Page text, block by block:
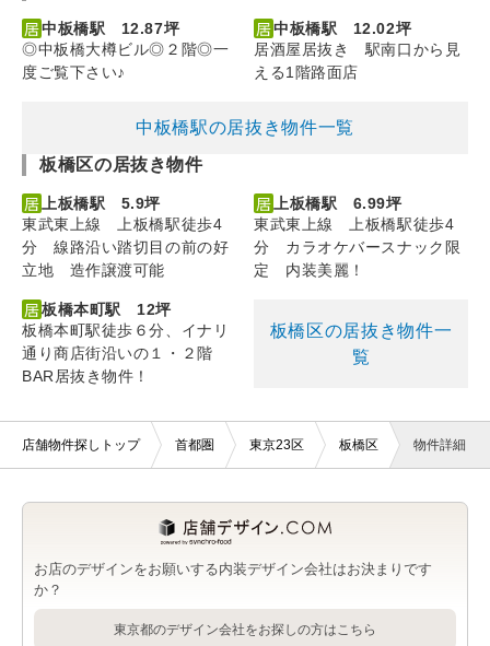
中板橋駅 12.87坪
◎中板橋大樽ビル◎２階◎一
度ご覧下さい♪
中板橋駅 12.02坪
居酒屋居抜き 駅南口から見
える1階路面店
中板橋駅の居抜き物件一覧
板橋区の居抜き物件
上板橋駅 5.9坪
東武東上線 上板橋駅徒歩4
分 線路沿い踏切目の前の好
立地 造作譲渡可能
上板橋駅 6.99坪
東武東上線 上板橋駅徒歩4
分 カラオケバースナック限
定 内装美麗！
板橋本町駅 12坪
板橋本町駅徒歩６分、イナリ
通り商店街沿いの１・２階
BAR居抜き物件！
板橋区の居抜き物件一
覧
店舗物件探しトップ 首都圏 東京23区 板橋区 物件詳細
お店のデザインをお願いする内装デザイン会社はお決まりです
か？
東京都のデザイン会社をお探しの方はこちら